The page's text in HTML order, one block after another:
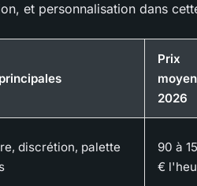
et personnalisation dans
Prix
moyen
2026
discrétion, palette
90 à
€